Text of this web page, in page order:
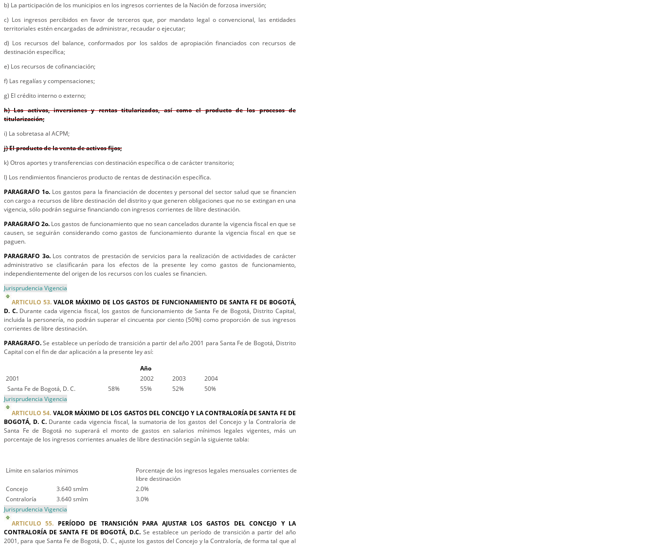
b) La participación de los municipios en los ingresos corrientes de la Nación de forzosa inversión;
c) Los ingresos percibidos en favor de terceros que, por mandato legal o convencional, las entidades
territoriales estén encargadas de administrar, recaudar o ejecutar;
d) Los recursos del balance, conformados por los saldos de apropiación financiados con recursos de
destinación específica;
e) Los recursos de cofinanciación;
f) Las regalías y compensaciones;
g) El crédito interno o externo;
h) Los activos, inversiones y rentas titularizados, así como el producto de los procesos de
titularización;
i) La sobretasa al ACPM;
j) El producto de la venta de activos fijos;
k) Otros aportes y transferencias con destinación específica o de carácter transitorio;
l) Los rendimientos financieros producto de rentas de destinación específica.
PARAGRAFO 1o.Los gastos para la financiación de docentes y personal del sector salud que se financien
con cargo a recursos de libre destinación del distrito y que generen obligaciones que no se extingan en una
vigencia, sólo podrán seguirse financiando con ingresos corrientes de libre destinación.
PARAGRAFO 2o. Los gastos de funcionamiento que no sean cancelados durante la vigencia fiscal en que se
causen, se seguirán considerando como gastos de funcionamiento durante la vigencia fiscal en que se
paguen.
PARAGRAFO 3o.Los contratos de prestación de servicios para la realización de actividades de carácter
administrativo se clasificarán para los efectos de la presente ley como gastos de funcionamiento,
independientemente del origen de los recursos con los cuales se financien.
Jurisprudencia Vigencia
ARTICULO 53. VALOR MÁXIMO DE LOS GASTOS DE FUNCIONAMIENTO DE SANTA FE DE BOGOTÁ,
D. C.Durante cada vigencia fiscal, los gastos de funcionamiento de Santa Fe de Bogotá, Distrito Capital,
incluida la personería, no podrán superar el cincuenta por ciento (50%) como proporción de sus ingresos
corrientes de libre destinación.
PARAGRAFO.Se establece un período de transición a partir del año 2001 para Santa Fe de Bogotá, Distrito
Capital con el fin de dar aplicación a la presente ley así:
Año
2001
2002 2003
2004
Santa Fe de Bogotá, D. C.
58% 55% 52%
50%
Jurisprudencia Vigencia
ARTICULO 54. VALOR MÁXIMO DE LOS GASTOS DEL CONCEJO Y LA CONTRALORÍA DE SANTA FE DE
BOGOTÁ, D. C.Durante cada vigencia fiscal, la sumatoria de los gastos del Concejo y la Contraloría de
Santa Fe de Bogotá no superará el monto de gastos en salarios mínimos legales vigentes, más un
porcentaje de los ingresos corrientes anuales de libre destinación según la siguiente tabla:
Límite en salarios mínimos
Porcentaje de los ingresos legales mensuales corrientes de
libre destinación
Concejo
3.640 smlm
2.0%
Contraloría
3.640 smlm
3.0%
Jurisprudencia Vigencia
ARTICULO 55. PERÍODO DE TRANSICIÓN PARA AJUSTAR LOS GASTOS DEL CONCEJO Y LA
CONTRALORÍA DE SANTA FE DE BOGOTÁ, D.C. Se establece un período de transición a partir del año
2001, para que Santa Fe de Bogotá, D. C., ajuste los gastos del Concejo y la Contraloría, de forma tal que al